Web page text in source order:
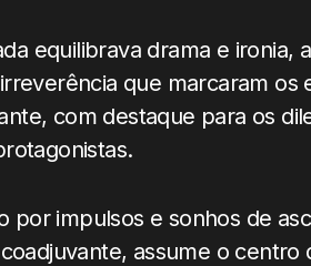
equilibrava drama e ironia,
que marcaram os
com destaque para os
por impulsos e sonhos de
assume o